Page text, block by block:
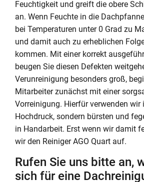
Feuchtigkeit und greift die obere
an. Wenn Feuchte in die
bei Temperaturen unter 0 Grad zu
und damit auch zu erheblichen
kommen. Mit einer korrekt
beugen Sie diesen Defekten
Verunreinigung besonders groß,
Mitarbeiter zunächst mit einer
Vorreinigung. Hierfür verwenden wir
Hochdruck, sondern bürsten und
in Handarbeit. Erst wenn wir damit
wir den Reiniger AGO Quart auf.
Rufen Sie uns bitte an,
sich für eine